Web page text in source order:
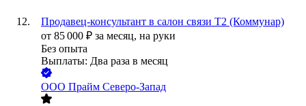
Продавец-консультант в салон связи Т2 (Коммунар)
от 85 000 ₽ за месяц, на руки
Без опыта
Выплаты: Два раза в месяц
ООО Прайм Северо-Запад